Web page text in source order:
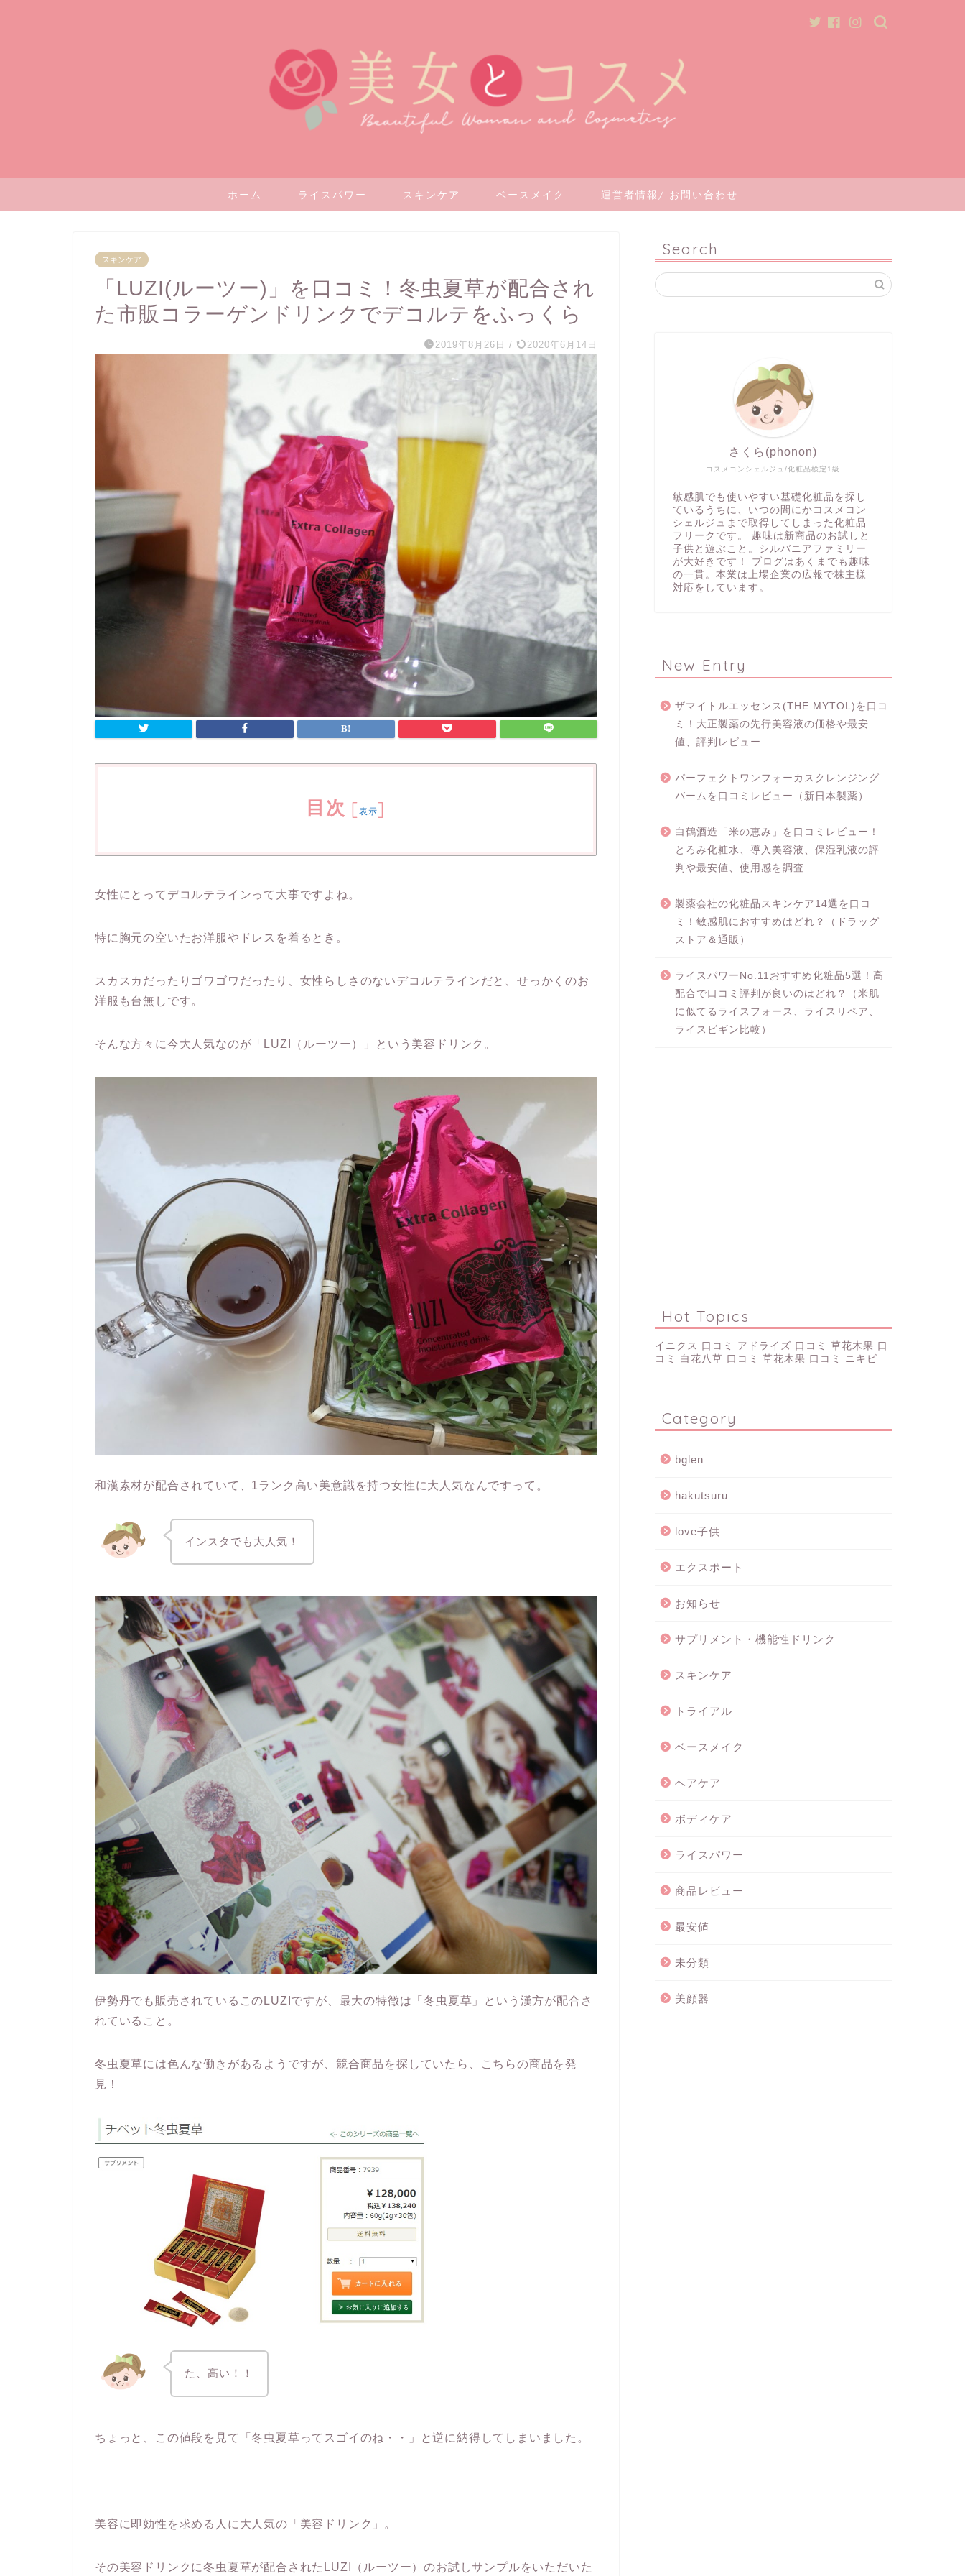
ホーム ライスパワー スキンケア ベースメイク 運営者情報/ お問い合わせ
スキンケア
「LUZI(ルーツー)」を口コミ！冬虫夏草が配合され
た市販コラーゲンドリンクでデコルテをふっくら
2019年8月26日 / 2020年6月14日
目次 [表示]
女性にとってデコルテラインって大事ですよね。
特に胸元の空いたお洋服やドレスを着るとき。
スカスカだったりゴワゴワだったり、女性らしさのないデコルテラインだと、せっかくのお
洋服も台無しです。
そんな方々に今大人気なのが「LUZI（ルーツー）」という美容ドリンク。
和漢素材が配合されていて、1ランク高い美意識を持つ女性に大人気なんですって。
インスタでも大人気！
伊勢丹でも販売されているこのLUZIですが、最大の特徴は「冬虫夏草」という漢方が配合さ
れていること。
冬虫夏草には色んな働きがあるようですが、競合商品を探していたら、こちらの商品を発
見！
た、高い！！
ちょっと、この値段を見て「冬虫夏草ってスゴイのね・・」と逆に納得してしまいました。
美容に即効性を求める人に大人気の「美容ドリンク」。
その美容ドリンクに冬虫夏草が配合されたLUZI（ルーツー）のお試しサンプルをいただいた
Search
コスメコンシェルジュ/化粧品検定1級
さくら(phonon)
敏感肌でも使いやすい基礎化粧品を探し
ているうちに、いつの間にかコスメコン
シェルジュまで取得してしまった化粧品
フリークです。 趣味は新商品のお試しと
子供と遊ぶこと。シルバニアファミリー
が大好きです！ ブログはあくまでも趣味
の一貫。本業は上場企業の広報で株主様
対応をしています。
New Entry
ザマイトルエッセンス(THE MYTOL)を口コ
ミ！大正製薬の先行美容液の価格や最安
値、評判レビュー
パーフェクトワンフォーカスクレンジング
バームを口コミレビュー（新日本製薬）
白鶴酒造「米の恵み」を口コミレビュー！
とろみ化粧水、導入美容液、保湿乳液の評
判や最安値、使用感を調査
製薬会社の化粧品スキンケア14選を口コ
ミ！敏感肌におすすめはどれ？（ドラッグ
ストア＆通販）
ライスパワーNo.11おすすめ化粧品5選！高
配合で口コミ評判が良いのはどれ？（米肌
に似てるライスフォース、ライスリペア、
ライスビギン比較）
Hot Topics
イニクス 口コミ アドライズ 口コミ
草花木果 口
コミ
白花八草 口コミ 草花木果 口コミ ニキビ
Category
bglen
hakutsuru
love子供
エクスポート
お知らせ
サプリメント・機能性ドリンク
スキンケア
トライアル
ベースメイク
ヘアケア
ボディケア
ライスパワー
商品レビュー
最安値
未分類
美顔器